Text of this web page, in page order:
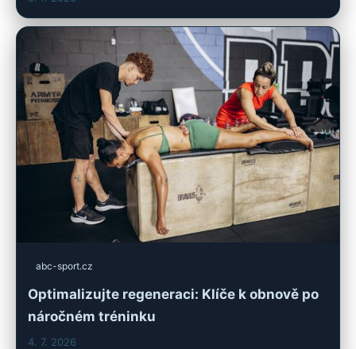
abc-sport.cz
Optimalizujte regeneraci: Klíče k obnově po
náročném tréninku
4. 7. 2026